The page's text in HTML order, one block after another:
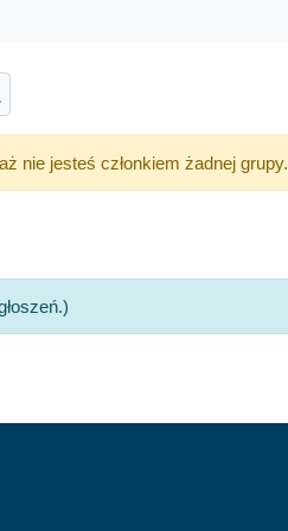
w forach
nie jesteś członkiem żadnej grupy.